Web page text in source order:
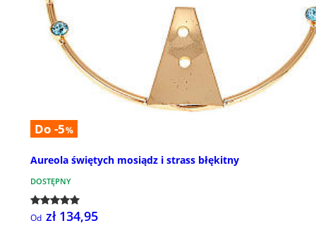
Do -5%
Aureola świętych mosiądz i strass błękitny
DOSTĘPNY
Od zł 134,95